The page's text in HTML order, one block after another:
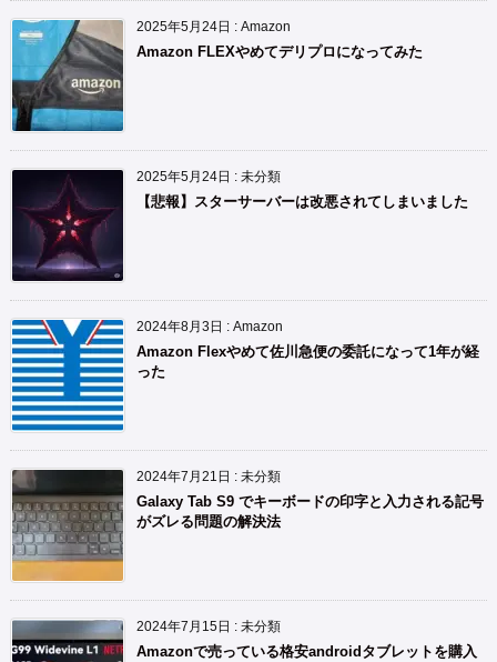
2025年5月24日 : Amazon
Amazon FLEXやめてデリプロになってみた
2025年5月24日 : 未分類
【悲報】スターサーバーは改悪されてしまいました
2024年8月3日 : Amazon
Amazon Flexやめて佐川急便の委託になって1年が経
った
2024年7月21日 : 未分類
Galaxy Tab S9 でキーボードの印字と入力される記号
がズレる問題の解決法
2024年7月15日 : 未分類
Amazonで売っている格安androidタブレットを購入